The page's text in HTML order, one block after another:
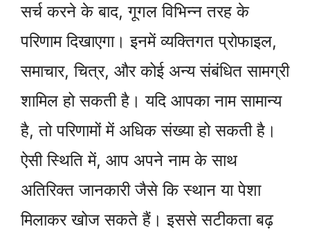
सर्च करने के बाद, गूगल विभिन्न तरह के
परिणाम दिखाएगा। इनमें व्यक्तिगत प्रोफाइल,
समाचार, चित्र, और कोई अन्य संबंधित सामग्री
शामिल हो सकती है। यदि आपका नाम सामान्य
है, तो परिणामों में अधिक संख्या हो सकती है।
ऐसी स्थिति में, आप अपने नाम के साथ
अतिरिक्त जानकारी जैसे कि स्थान या पेशा
मिलाकर खोज सकते हैं। इससे सटीकता बढ़